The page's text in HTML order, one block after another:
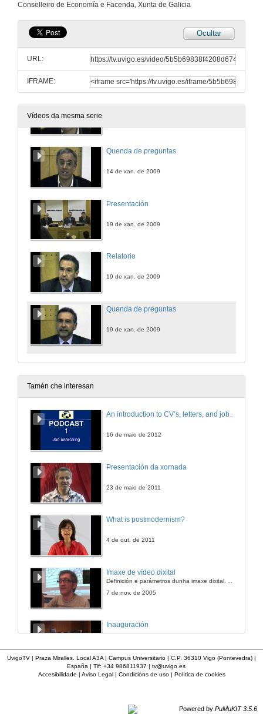
Conselleiro de Economía e Facenda, Xunta de Galicia
Ocultar
URL:
IFRAME:
Vídeos da mesma serie
14 de xan. de 2009
Quenda de preguntas
14 de xan. de 2009
Presentación
19 de xan. de 2009
Relatorio
19 de xan. de 2009
Quenda de preguntas
19 de xan. de 2009
Tamén che interesan
An introduction to CV’s, letters, and job searching
16 de maio de 2012
Presentación da xornada
23 de maio de 2011
What is postmodernism?
4 de out. de 2011
Imaxe de vídeo dixital
Definición e parámetros dunha imaxe dixital. Resolución e Aspecto. Profundidade da cor. Compresión. Frame por segundo. Entrelazado. Campos, cadros
7 de nov. de 2005
Inauguración
UvigoTV | Praza Miralles. Local A3A | Campus Universitario | C.P. 36310 Vigo (Pontevedra) |
España | Tlf: +34 986811937 | tv@uvigo.es
Accesibilidade | Aviso Legal| Condicións de uso| Política de cookies
Powered by PuMuKIT 3.5.6